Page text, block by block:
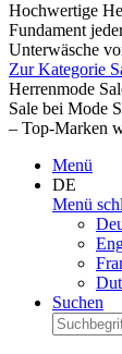
Hochwertige
Fundament
Unterwäsche
Zur Kategorie
Herrenmode
Sale bei Mode
– Top-Marken
Menü
DE
Menü
Suchen